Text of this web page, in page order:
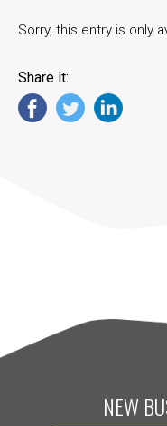
Sorry, this entry is only
Share it:
NEW